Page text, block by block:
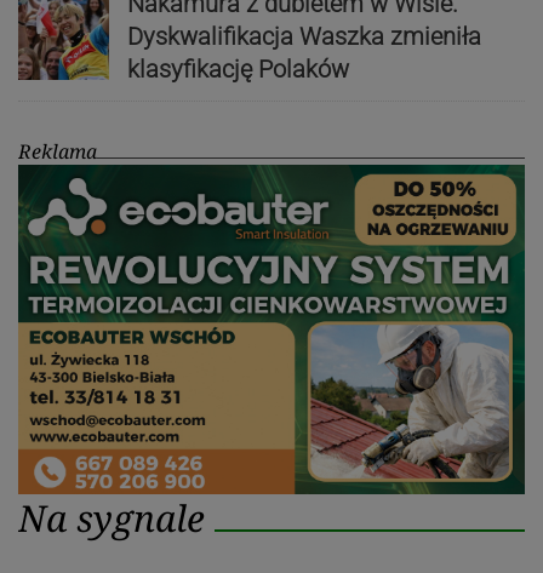
Dyskwalifikacja Waszka zmieniła
klasyfikację Polaków
Reklama
Na sygnale